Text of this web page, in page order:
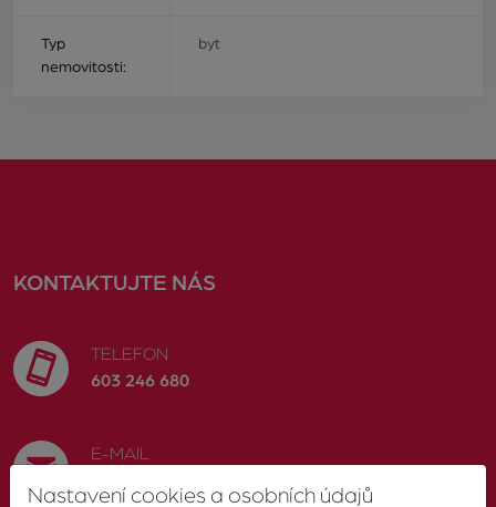
Typ
nemovitosti:
byt
KONTAKTUJTE NÁS
TELEFON
603 246 680
E-MAIL
Nastavení cookies a osobních údajů